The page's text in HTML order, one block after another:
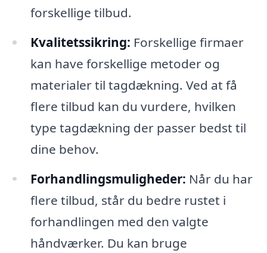
forskellige tilbud.
Kvalitetssikring: Forskellige firmaer
kan have forskellige metoder og
materialer til tagdækning. Ved at få
flere tilbud kan du vurdere, hvilken
type tagdækning der passer bedst til
dine behov.
Forhandlingsmuligheder: Når du har
flere tilbud, står du bedre rustet i
forhandlingen med den valgte
håndværker. Du kan bruge